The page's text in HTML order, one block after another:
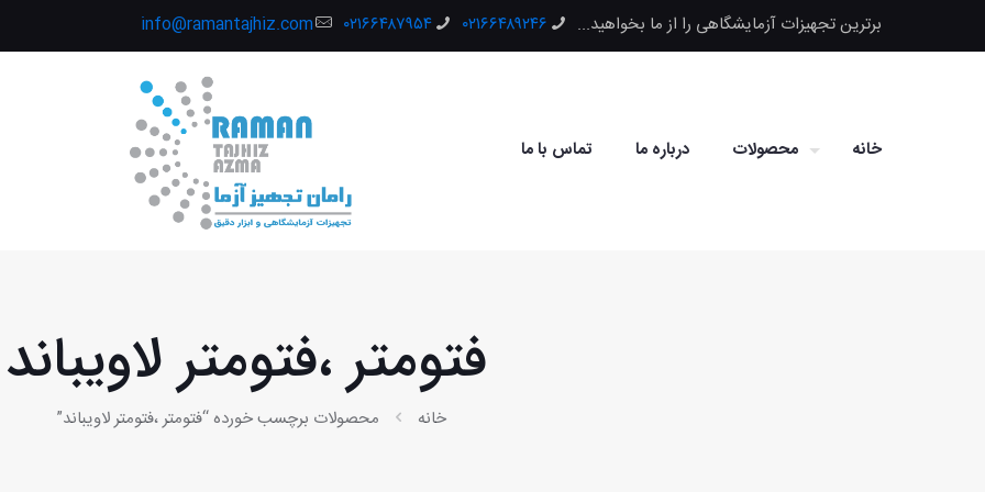
برترین تجهیزات آزمایشگاهی را از ما بخواهید... ۰۲۱۶۶۴۸۹۲۴۶ ۰۲۱۶۶۴۸۷۹۵۴ info@ramantajhiz.com
خانه محصولات درباره ما تماس با ما
فتومتر ،فتومتر لاویباند
خانه محصولات برچسب خورده “فتومتر ،فتومتر لاویباند”